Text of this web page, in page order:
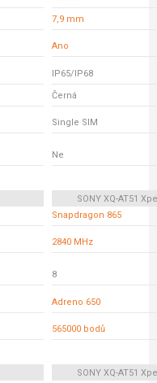
7,9 mm
Ano
IP65/IP68
Černá
Single SIM
Ne
SONY XQ-AT51
Snapdragon 865
2840 MHz
8
Adreno 650
565000 bodů
SONY XQ-AT51